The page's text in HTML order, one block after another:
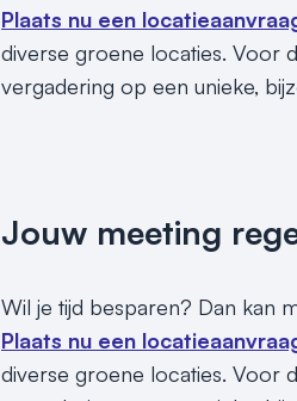
Plaats nu een
diverse groene locaties. Voor
vergadering op een unieke,
Jouw meeting
Wil je tijd besparen? Dan kan
Plaats nu een
diverse groene locaties. Voor